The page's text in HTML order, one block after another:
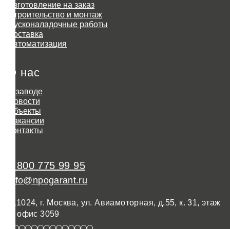
Изготовление на заказ
Строительство и монтаж
Пусконаладочные работы
Доставка
Автоматизация
О нас
О заводе
Новости
Объекты
Вакансии
Контакты
8 800 775 99 95
info@npogarant.ru
111024, г. Москва, ул. Авиамоторная, д.55, к. 31, этаж
3, офис 3059